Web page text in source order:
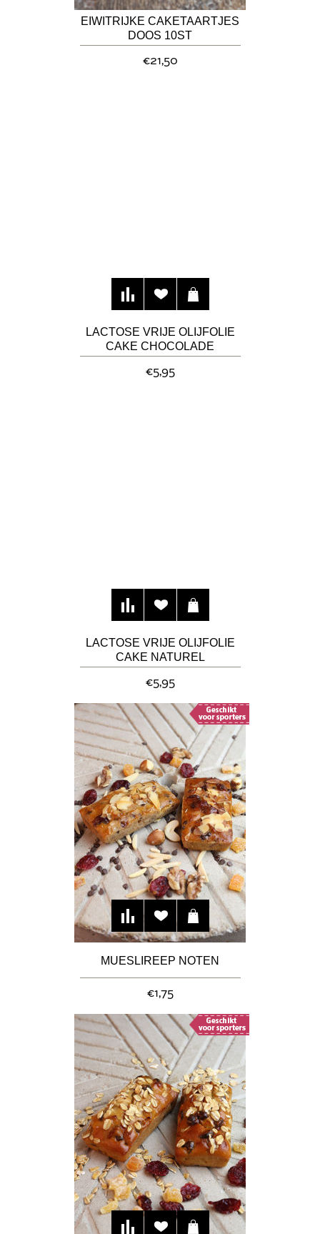
EIWITRIJKE CAKETAARTJES
DOOS 10ST
€21,50
LACTOSE VRIJE OLIJFOLIE
CAKE CHOCOLADE
€5,95
LACTOSE VRIJE OLIJFOLIE
CAKE NATUREL
€5,95
MUESLIREEP NOTEN
€1,75